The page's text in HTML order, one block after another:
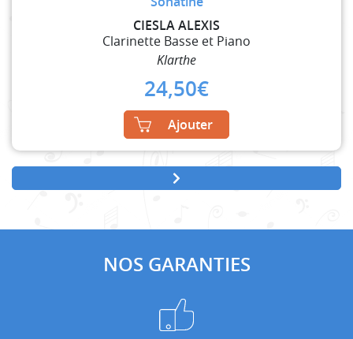
CIESLA ALEXIS
Clarinette Basse et Piano
Klarthe
24,50€
Ajouter
NOS GARANTIES